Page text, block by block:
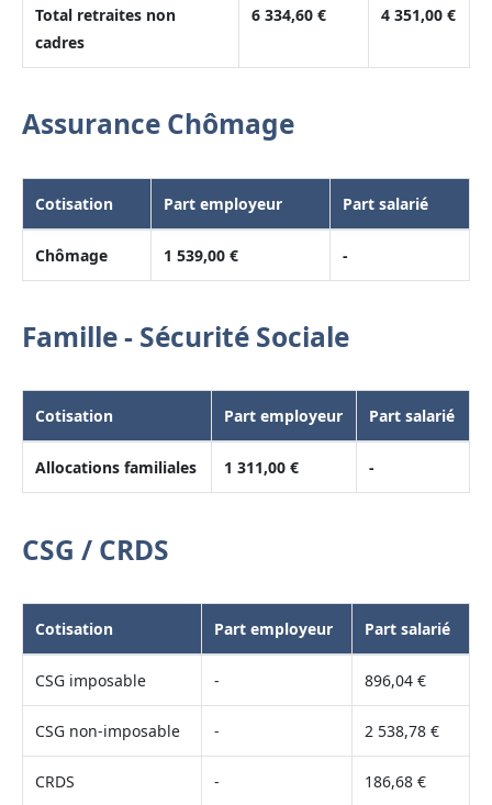
Total retraites non
cadres
6 334,60 € 4 351,00 €
Assurance Chômage
Cotisation Part employeur Part salarié
Chômage 1 539,00 € -
Famille - Sécurité Sociale
Cotisation Part employeur Part salarié
Allocations familiales 1 311,00 € -
CSG / CRDS
Cotisation Part employeur Part salarié
CSG imposable - 896,04 €
CSG non-imposable - 2 538,78 €
CRDS - 186,68 €